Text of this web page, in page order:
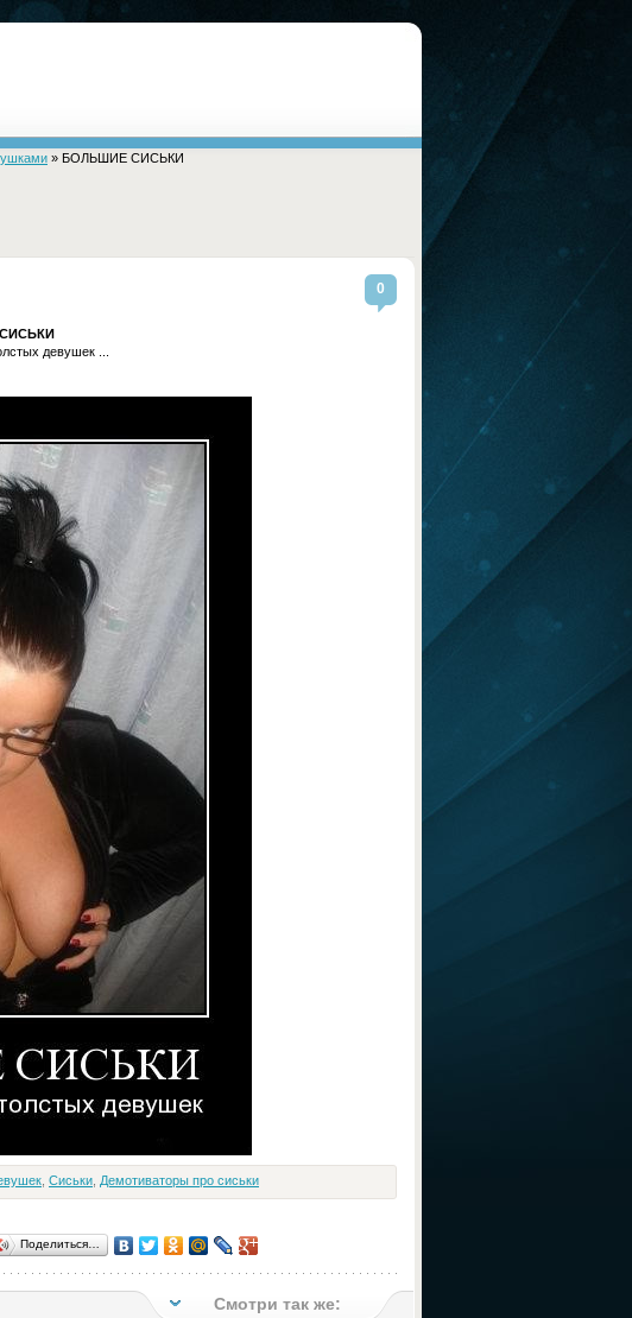
» БОЛЬШИЕ СИСЬКИ
0
девушек ...
Сиськи Демотиваторы про сиськи
Поделиться…
Смотри так же: